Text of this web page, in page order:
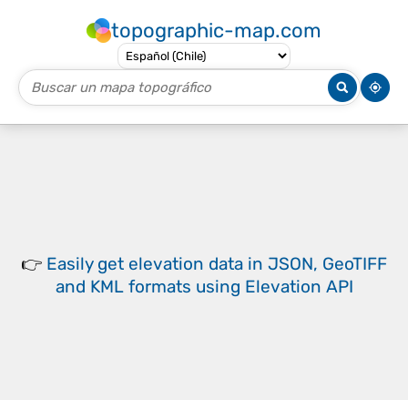
topographic-map.com
👉 Easily get elevation data in JSON, GeoTIFF
and KML formats using Elevation API